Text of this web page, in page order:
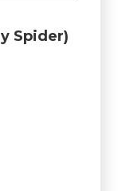
Spider)